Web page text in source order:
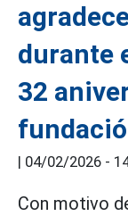
durante
32
| 04/02/2026 -
Con motivo